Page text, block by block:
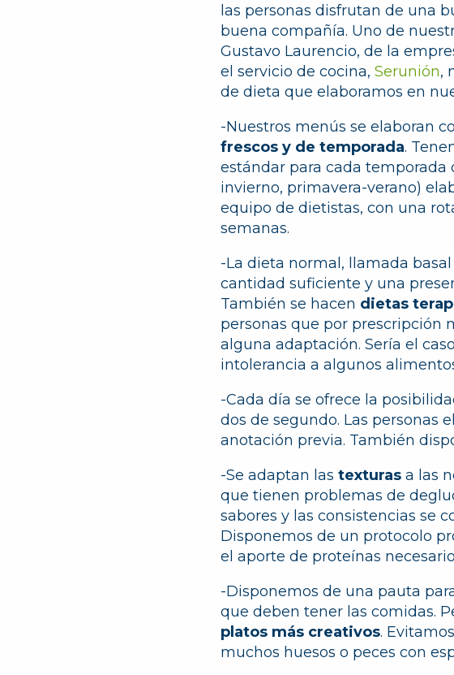
las personas disfrutan de una
buena compañía. Uno de
Gustavo Laurencio, de la
el servicio de cocina, Serunión,
de dieta que elaboramos en
-Nuestros menús se elaboran
frescos y de temporada.
estándar para cada temporada
invierno, primavera-verano)
equipo de dietistas, con una
semanas.
-La dieta normal, llamada basal
cantidad suficiente y una
También se hacen dietas
personas que por prescripción
alguna adaptación. Sería el
intolerancia a algunos
-Cada día se ofrece la
dos de segundo. Las personas
anotación previa. También
-Se adaptan las texturas a las
que tienen problemas de
sabores y las consistencias se
Disponemos de un protocolo
el aporte de proteínas
-Disponemos de una pauta
que deben tener las comidas.
platos más creativos.
muchos huesos o peces con